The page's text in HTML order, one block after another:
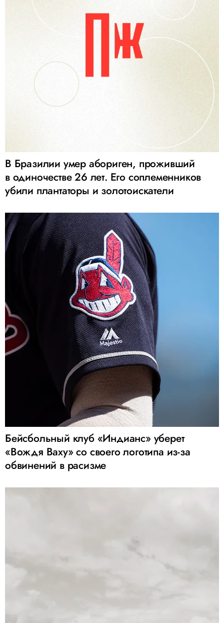
В Бразилии умер абориген, проживший
в одиночестве 26 лет. Его соплеменников
убили плантаторы и золотоискатели
Бейсбольный клуб «Индианс» уберет
«Вождя Ваху» со своего логотипа из-за
обвинений в расизме